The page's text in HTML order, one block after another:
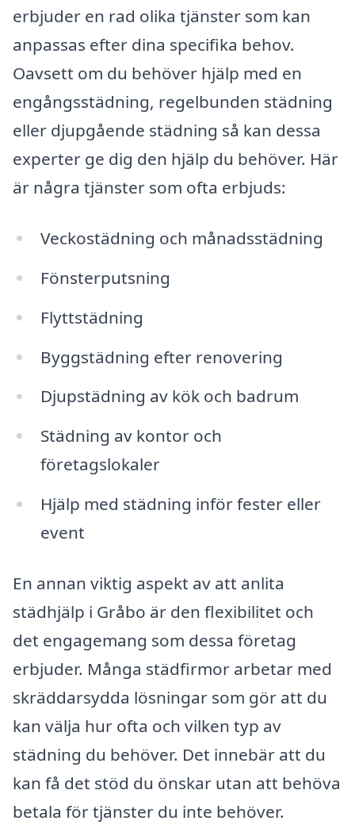
erbjuder en rad olika tjänster som kan
anpassas efter dina specifika behov.
Oavsett om du behöver hjälp med en
engångsstädning, regelbunden städning
eller djupgående städning så kan dessa
experter ge dig den hjälp du behöver. Här
är några tjänster som ofta erbjuds:
Veckostädning och månadsstädning
Fönsterputsning
Flyttstädning
Byggstädning efter renovering
Djupstädning av kök och badrum
Städning av kontor och
företagslokaler
Hjälp med städning inför fester eller
event
En annan viktig aspekt av att anlita
städhjälp i Gråbo är den flexibilitet och
det engagemang som dessa företag
erbjuder. Många städfirmor arbetar med
skräddarsydda lösningar som gör att du
kan välja hur ofta och vilken typ av
städning du behöver. Det innebär att du
kan få det stöd du önskar utan att behöva
betala för tjänster du inte behöver.